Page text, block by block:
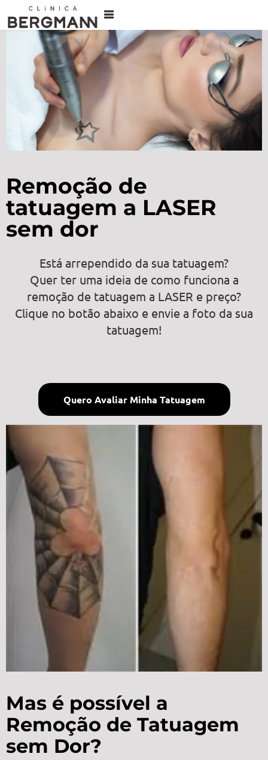
Remoção de
tatuagem a LASER
sem dor
Está arrependido da sua tatuagem?
Quer ter uma ideia de como funciona a
remoção de tatuagem a LASER e preço?
Clique no botão abaixo e envie a foto da sua
tatuagem!
Quero Avaliar Minha Tatuagem
Mas é possível a
Remoção de Tatuagem
sem Dor?